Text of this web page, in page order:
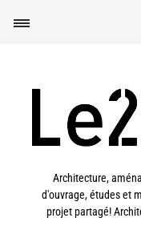
Architecture,
d'ouvrage, études et
projet partagé!